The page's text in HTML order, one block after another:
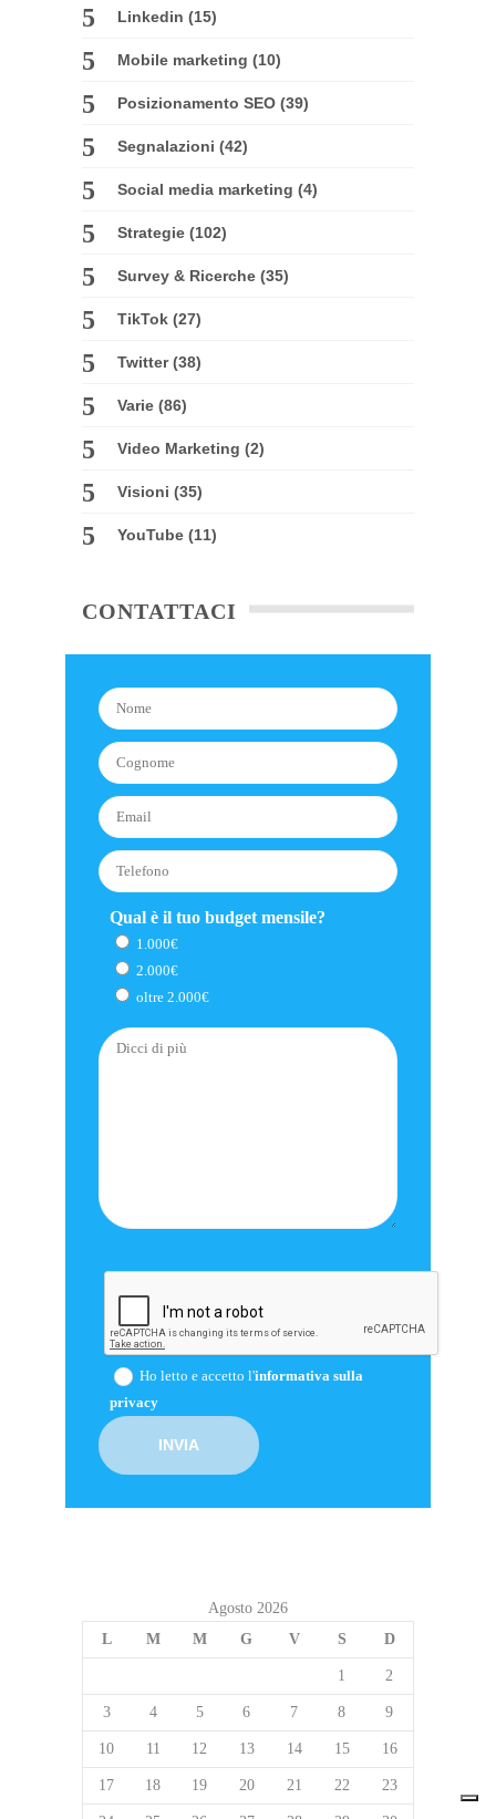
Linkedin (15)
Mobile marketing (10)
Posizionamento SEO (39)
Segnalazioni (42)
Social media marketing (4)
Strategie (102)
Survey & Ricerche (35)
TikTok (27)
Twitter(38)
Varie (86)
Video Marketing (2)
Visioni (35)
YouTube (11)
CONTATTACI
Qual è il tuo budget mensile?
1.000€
2.000€
oltre 2.000€
Ho letto e accetto l'informativa sulla
privacy
Agosto 2026
L
M M G V S D
1 2
3 4 5 6 7 8 9
10 11 12 13 14 15 16
17 18 19 20 21 22 23